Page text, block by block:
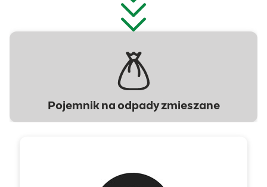
Pojemnik na odpady zmieszane